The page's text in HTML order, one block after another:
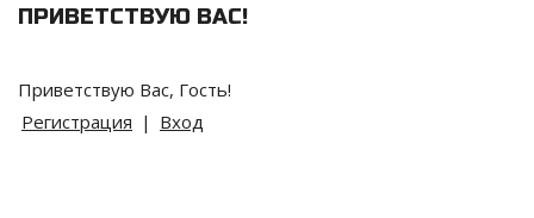
ПРИВЕТСТВУЮ ВАС!
Приветствую Вас, Гость!
Регистрация | Вход